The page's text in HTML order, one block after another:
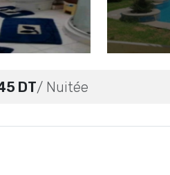
DT/ Nuitée